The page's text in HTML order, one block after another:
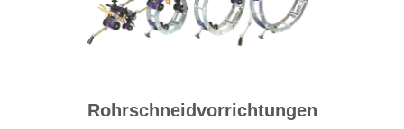
Rohrschneidvorrichtungen